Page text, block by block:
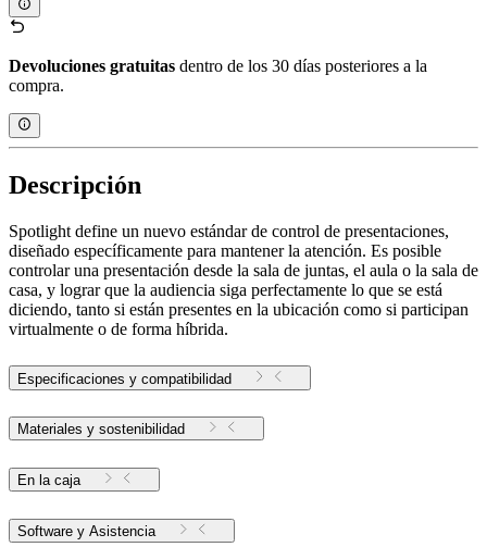
Devoluciones gratuitas dentro de los 30 días posteriores a la
compra.
Descripción
Spotlight define un nuevo estándar de control de presentaciones,
diseñado específicamente para mantener la atención. Es posible
controlar una presentación desde la sala de juntas, el aula o la sala de
casa, y lograr que la audiencia siga perfectamente lo que se está
diciendo, tanto si están presentes en la ubicación como si participan
virtualmente o de forma híbrida.
Especificaciones y compatibilidad
Materiales y sostenibilidad
En la caja
Software y Asistencia